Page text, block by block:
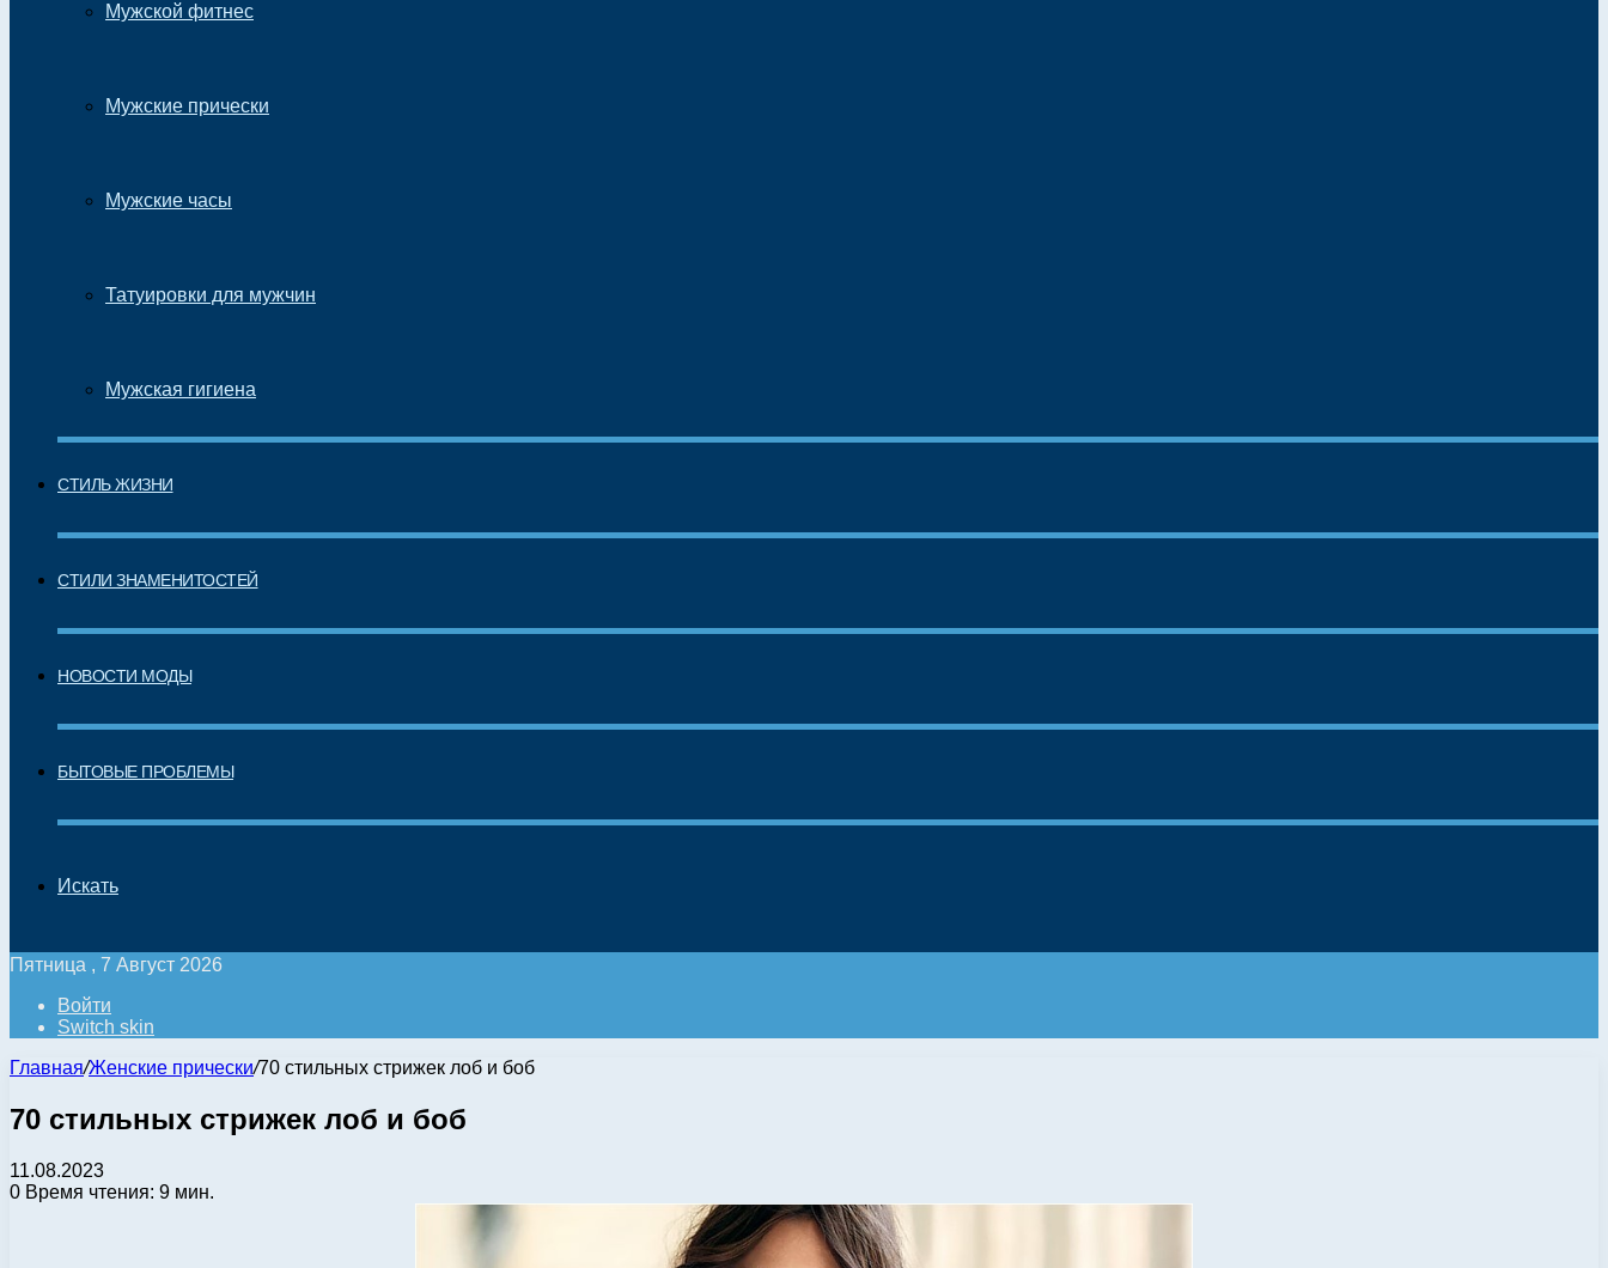
Мужской фитнес
Мужские прически
Мужские часы
Татуировки для мужчин
Мужская гигиена
СТИЛЬ ЖИЗНИ
СТИЛИ ЗНАМЕНИТОСТЕЙ
НОВОСТИ МОДЫ
БЫТОВЫЕ ПРОБЛЕМЫ
Искать
Пятница , 7 Август 2026
Войти
Switch skin
Главная/Женские прически/70 стильных стрижек лоб и боб
70 стильных стрижек лоб и боб
11.08.2023
0 Время чтения: 9 мин.